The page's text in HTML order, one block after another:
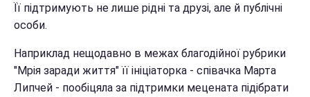
Її підтримують не лише рідні та друзі, але й публічні
особи.
Наприклад нещодавно в межах благодійної рубрики
"Мрія заради життя" її ініціаторка - співачка Марта
Липчей - пообіцяла за підтримки мецената підібрати